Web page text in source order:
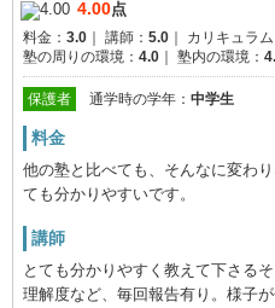
4.00点
料金： 3.0 講師： 5.0 カリキュラム
塾の周りの環境： 4.0 塾内の環境：
保護者 通学時の学年： 中学生
料金
他の塾と比べても、そんなに変わ
ても分かりやすいです。
講師
とても分かりやすく教えて下さる
理解度など、毎回報告有り。様子